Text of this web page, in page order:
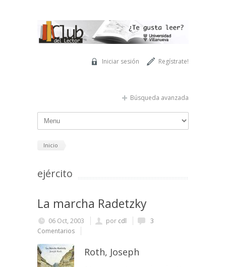
Regístrate!
Iniciar sesión
Búsqueda avanzada
Inicio
ejército
La marcha Radetzky
06 Oct, 2003 por cdl
3
Comentarios
Roth, Joseph